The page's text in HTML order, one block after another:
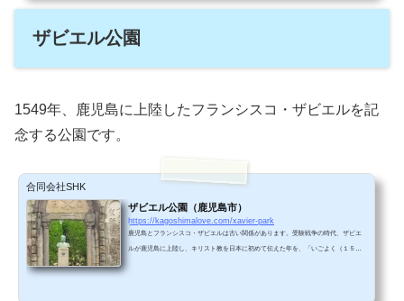
第2位の経済大国にはなれなかった・・・。五代さま、本当...
ザビエル公園
1549年、鹿児島に上陸したフランシスコ・ザビエルを記
念する公園です。
合同会社SHK
ザビエル公園（鹿児島市）
https://kagoshimalove.com/xavier-park
鹿児島とフランシスコ・ザビエルは古い関係があります。受験戦争の時代、ザビエ
ルが鹿児島に上陸し、キリスト教を日本に初めて伝えた年を、「いごよく（１５４